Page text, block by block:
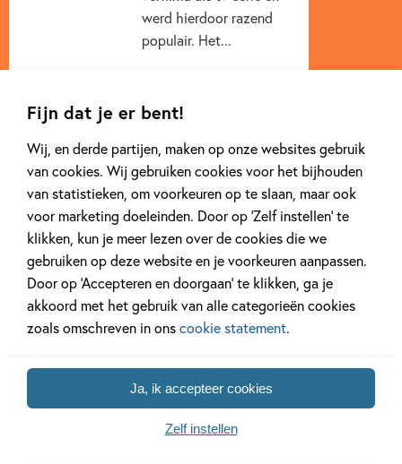
Fijn dat je er bent!
Wij, en derde partijen, maken op onze websites gebruik
van cookies. Wij gebruiken cookies voor het bijhouden
van statistieken, om voorkeuren op te slaan, maar ook
voor marketing doeleinden. Door op ‘Zelf instellen’ te
klikken, kun je meer lezen over de cookies die we
gebruiken op deze website en je voorkeuren aanpassen.
Door op ‘Accepteren en doorgaan’ te klikken, ga je
akkoord met het gebruik van alle categorieën cookies
zoals omschreven in onscookie statement.
Ja, ik accepteer cookies
Zelf instellen
werd hierdoor razend
populair. Het...
Andere boeken uit de serie 'Jessie'
Deel 1